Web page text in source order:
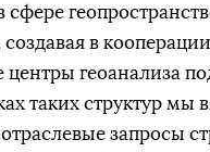
сфере
в
геоанализа
таких структур мы
запросы